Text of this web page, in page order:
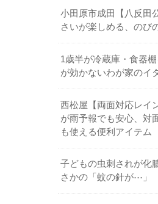
小田原市成田【八反田
さいが楽しめる、のび
1歳半が冷蔵庫・食器
が効かないわが家のイ
西松屋【両面対応レイ
が雨予報でも安心、対
も使える便利アイテム
子どもの虫刺されが化
さかの「蚊の針が⋯」